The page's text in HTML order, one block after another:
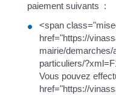
paiement suivants :
<span
href="https://
mairie/
particuliers/
Vous pouvez
href="https://